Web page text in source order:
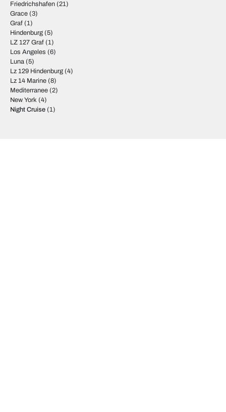
Friedrichshafen (21)
Grace (3)
Graf (1)
Hindenburg (5)
LZ 127 Graf (1)
Los Angeles (6)
Luna (5)
Lz 129 Hindenburg (4)
Lz 14 Marine (8)
Mediterranee (2)
New York (4)
Night Cruise (1)